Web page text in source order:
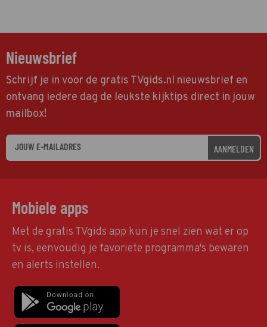
Nieuwsbrief
Schrijf je in voor de gratis TVgids.nl nieuwsbrief en
ontvang iedere dag de leukste kijktips direct in jouw
mailbox!
AANMELDEN
Mobiele apps
Met de gratis TVgids app kun je snel zien wat er op
tv is, eenvoudig je favoriete programma's bewaren
en alerts instellen.